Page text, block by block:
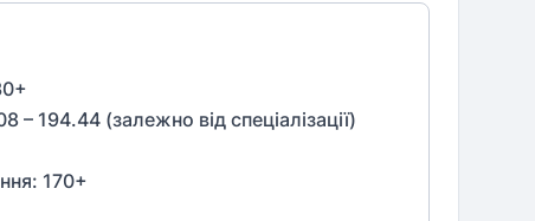
+
– 194.44 (залежно від спеціалізації)
170+